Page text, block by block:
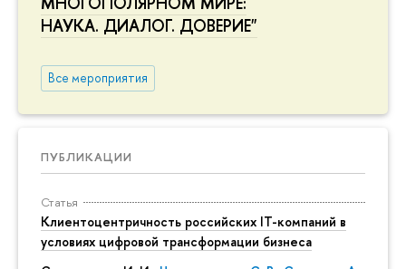
НАУКА. ДИАЛОГ. ДОВЕРИЕ"
Все мероприятия
ПУБЛИКАЦИИ
Статья
Клиентоцентричность российских IT-компаний в
условиях цифровой трансформации бизнеса